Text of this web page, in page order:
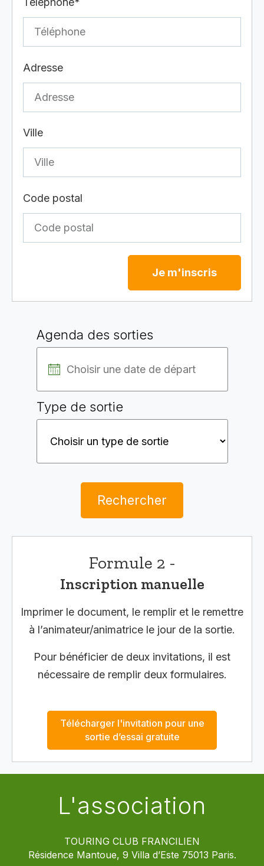
Adresse
Ville
Code postal
Je m'inscris
Agenda des sorties
Type de sortie
Rechercher
Formule 2 -
Inscription manuelle
Imprimer le document, le remplir et le remettre
à l’animateur/animatrice le jour de la sortie.
Pour bénéficier de deux invitations, il est
nécessaire de remplir deux formulaires.
Télécharger l'invitation pour une
sortie d’essai gratuite
L'association
TOURING CLUB FRANCILIEN
Résidence Mantoue, 9 Villa d’Este 75013 Paris.